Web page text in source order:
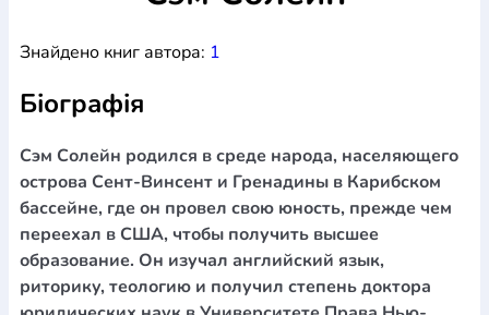
Шлюб і сім`я
Юдаїзм
ПеріодикаАудіо Ручки кулькові
БлокнотиЩоденники / щотижневики
Навчальні мапиШкіряні виробиМагніти Металеві
виробиМіні-лампи НаклейкиНастільні ігриПакети
подарунковіПлакатиПластмасові виробиХустки
Подарункові картки
Розвиваючі ігри Репринти
Зошити
Фотокартини Чохли на Библії
Головні убори
Календарі
Канцелярскі товари
Комп`ютерні ігри
ЛистівкиСувенирна продукціяГодинникиПазли
Знайдено книг автора: 1
Біографія
Сэм Солейн родился в среде народа, населяющего
острова Сент-Винсент и Гренадины в Карибском
бассейне, где он провел свою юность, прежде чем
переехал в США, чтобы получить высшее
образование. Он изучал английский язык,
риторику, теологию и получил степень доктора